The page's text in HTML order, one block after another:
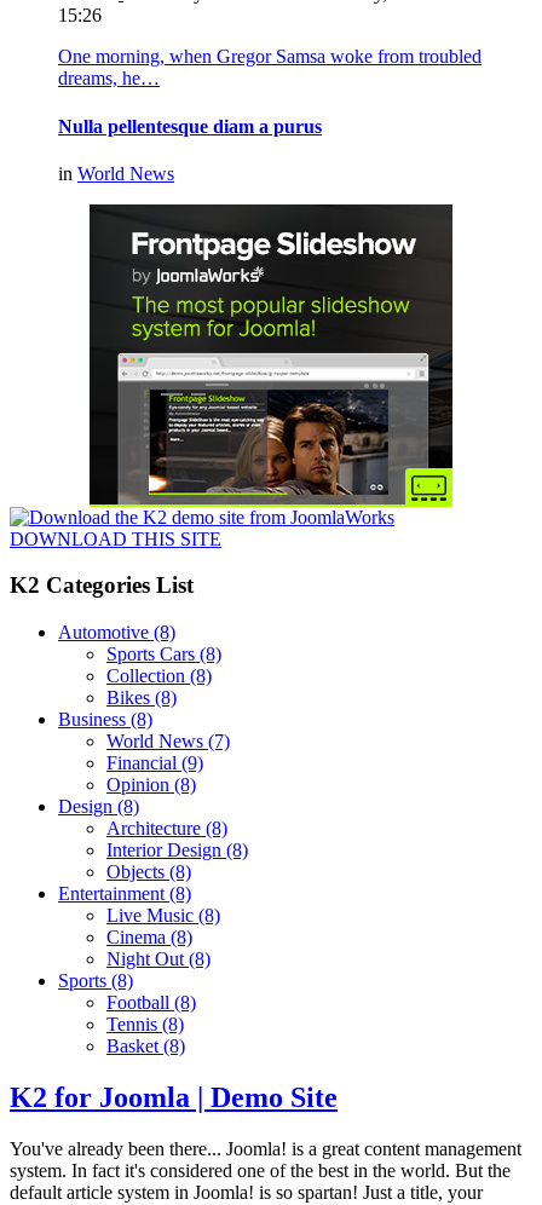
15:26
One morning, when Gregor Samsa woke from troubled
dreams, he…
Nulla pellentesque diam a purus
in World News
DOWNLOAD THIS SITE
K2 Categories List
Automotive (8)
Sports Cars (8)
Collection (8)
Bikes (8)
Business (8)
World News (7)
Financial (9)
Opinion (8)
Design (8)
Architecture (8)
Interior Design (8)
Objects (8)
Entertainment (8)
Live Music (8)
Cinema (8)
Night Out (8)
Sports (8)
Football (8)
Tennis (8)
Basket (8)
K2 for Joomla | Demo Site
You've already been there... Joomla! is a great content management
system. In fact it's considered one of the best in the world. But the
default article system in Joomla! is so spartan! Just a title, your